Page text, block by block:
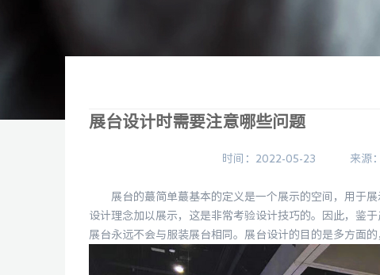
展台设计时需要注意哪些问题
时间：2022-05-23 来源
展台的蕞简单蕞基本的定义是一个展示的空间，用于展
设计理念加以展示，这是非常考验设计技巧的。因此，鉴
展台永远不会与服装展台相同。展台设计的目的是多方面